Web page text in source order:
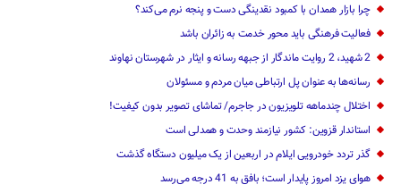
چرا بازار همدان با کمبود نقدینگی دست و پنجه نرم می‌کند؟
فعالیت فرهنگی باید محور خدمت به زائران باشد
2 شهید، 2 روایت ماندگار از جبهه رسانه و ایثار در شهرستان نهاوند
رسانه‌ها به عنوان پل ارتباطی میان مردم و مسئولان
اختلال چندماهه تلویزیون در جاجرم/ تماشای تصویر بدون کیفیت!
استاندار قزوین: کشور نیازمند وحدت و همدلی است
گذر تردد خودرویی ایلام در اربعین از یک میلیون دستگاه گذشت
هوای یزد امروز پایدار است؛ بافق به 41 درجه می‌رسد